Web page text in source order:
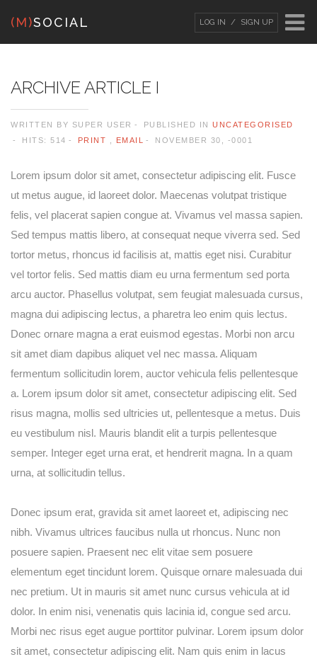
(M)SOCIAL LOG IN SIGN UP
ARCHIVE ARTICLE I
WRITTEN BY SUPER USER PUBLISHED IN UNCATEGORISED
HITS: 514
PRINT EMAIL NOVEMBER 30, -0001
Lorem ipsum dolor sit amet, consectetur adipiscing elit. Fusce
ut metus augue, id laoreet dolor. Maecenas volutpat tristique
felis, vel placerat sapien congue at. Vivamus vel massa sapien.
Sed tempus mattis libero, at consequat neque viverra sed. Sed
tortor metus, rhoncus id facilisis at, mattis eget nisi. Curabitur
vel tortor felis. Sed mattis diam eu urna fermentum sed porta
arcu auctor. Phasellus volutpat, sem feugiat malesuada cursus,
magna dui adipiscing lectus, a pharetra leo enim quis lectus.
Donec ornare magna a erat euismod egestas. Morbi non arcu
sit amet diam dapibus aliquet vel nec massa. Aliquam
fermentum sollicitudin lorem, auctor vehicula felis pellentesque
a. Lorem ipsum dolor sit amet, consectetur adipiscing elit. Sed
risus magna, mollis sed ultricies ut, pellentesque a metus. Duis
eu vestibulum nisl. Mauris blandit elit a turpis pellentesque
semper. Integer eget urna erat, et hendrerit magna. In a quam
urna, at sollicitudin tellus.
Donec ipsum erat, gravida sit amet laoreet et, adipiscing nec
nibh. Vivamus ultrices faucibus nulla ut rhoncus. Nunc non
posuere sapien. Praesent nec elit vitae sem posuere
elementum eget tincidunt lorem. Quisque ornare malesuada dui
nec pretium. Ut in mauris sit amet nunc cursus vehicula at id
dolor. In enim nisi, venenatis quis lacinia id, congue sed arcu.
Morbi nec risus eget augue porttitor pulvinar. Lorem ipsum dolor
sit amet, consectetur adipiscing elit. Nam quis enim in lacus
LOG INORSIGN UP
Username
Password
Remember Me
Forgot your password? / Forgot your
username?